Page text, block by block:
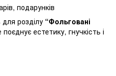
подарунків
розділу “Фольговані
естетику, гнучкість і